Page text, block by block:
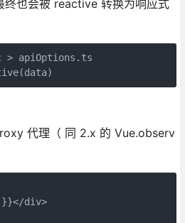
终也会被 reactive 转换为响应式
> apiOptions.ts
代理（ 同 2.x 的 Vue.observ
div>